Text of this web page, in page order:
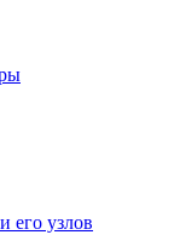
его узлов